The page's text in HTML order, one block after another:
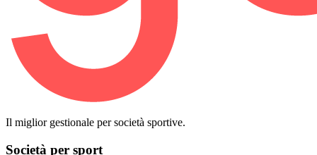
Il miglior gestionale per società sportive.
Società per sport